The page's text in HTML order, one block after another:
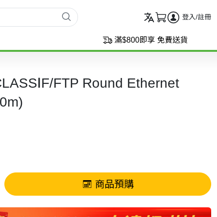
登入/註冊
滿$800即享 免費送貨
FTP Round Ethernet
商品預購